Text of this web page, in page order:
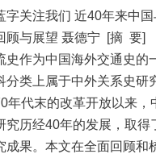
字关注我们 近40年来中
顾与展望 聂德宁 [摘
史作为中国海外交通史的
分类上属于中外关系史研
年代末的改革开放以来，
究历经40年的发展，取得
成果。本文在全面回顾和